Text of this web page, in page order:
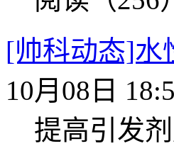
[帅科动态]水
10月08日
提高引发